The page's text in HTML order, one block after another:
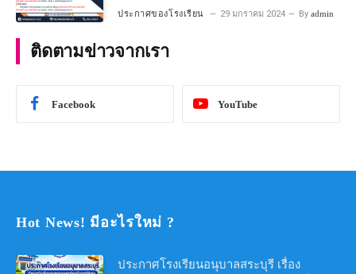
โครงการห้องเรียนพิเศษ วิทยาศาสตร์ และ
ประกาศของโรงเรียน 29 มกราคม 2024 By admin
ติดตามข่าวจากเรา
Facebook YouTube
Hot News! มีอะไรใหม่ ?
ประกาศโรงเรียนอนุบาลสระบุรี เรื่อง